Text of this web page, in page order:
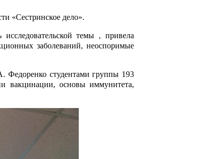
«Сестринское дело».
темы , привела
заболеваний, неоспоримые
студентами группы 193
основы иммунитета,